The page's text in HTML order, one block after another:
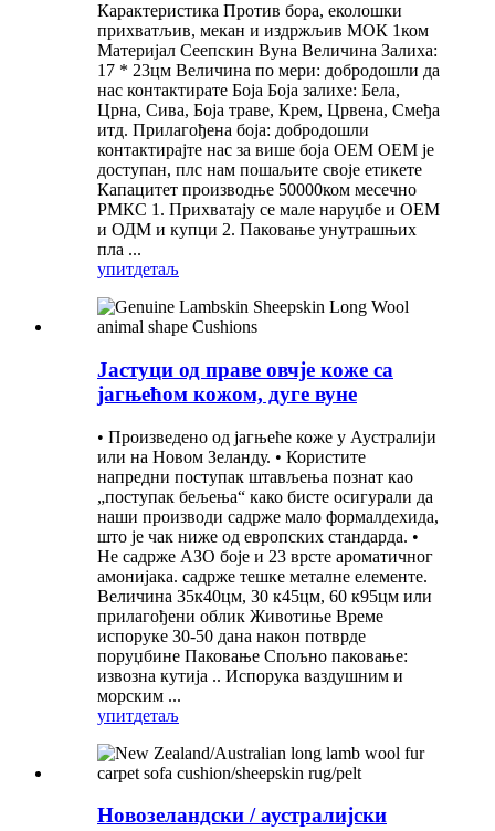
Карактеристика Против бора, еколошки
прихватљив, мекан и издржљив МОК 1ком
Материјал Сеепскин Вуна Величина Залиха:
17 * 23цм Величина по мери: добродошли да
нас контактирате Боја Боја залихе: Бела,
Црна, Сива, Боја траве, Крем, Црвена, Смеђа
итд. Прилагођена боја: добродошли
контактирајте нас за више боја ОЕМ ОЕМ је
доступан, плс нам пошаљите своје етикете
Капацитет производње 50000ком месечно
РМКС 1. Прихватају се мале наруџбе и ОЕМ
и ОДМ и купци 2. Паковање унутрашњих
пла ...
упитдетаљ
Јастуци од праве овчје коже са
јагњећом кожом, дуге вуне
• Произведено од јагњеће коже у Аустралији
или на Новом Зеланду. • Користите
напредни поступак штављења познат као
„поступак бељења“ како бисте осигурали да
наши производи садрже мало формалдехида,
што је чак ниже од европских стандарда. •
Не садрже АЗО боје и 23 врсте ароматичног
амонијака. садрже тешке металне елементе.
Величина 35к40цм, 30 к45цм, 60 к95цм или
прилагођени облик Животиње Време
испоруке 30-50 дана након потврде
поруџбине Паковање Спољно паковање:
извозна кутија .. Испорука ваздушним и
морским ...
упитдетаљ
Новозеландски / аустралијски